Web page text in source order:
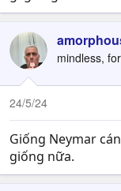
mindless,
24/5/24
Giống Neymar
giống nữa.